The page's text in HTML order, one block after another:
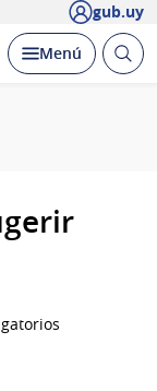
gub.uy
Desplegar
Menú Abrir